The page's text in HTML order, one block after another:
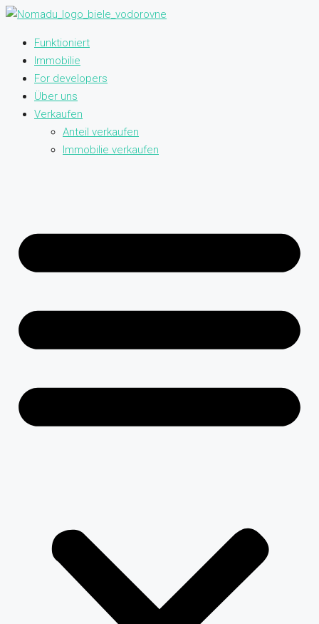
Funktioniert
Immobilie
For developers
Über uns
Verkaufen
Anteil verkaufen
Immobilie verkaufen